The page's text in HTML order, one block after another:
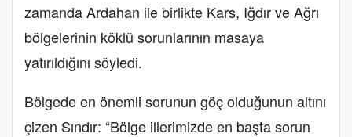
zamanda Ardahan ile birlikte Kars, Iğdır ve Ağrı
bölgelerinin köklü sorunlarının masaya
yatırıldığını söyledi.
Bölgede en önemli sorunun göç olduğunun altını
çizen Sındır: “Bölge illerimizde en başta sorun